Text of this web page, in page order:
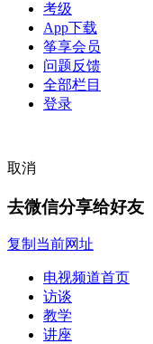
考级
App下载
筝享会员
问题反馈
全部栏目
登录
取消
去微信分享给好友
复制当前网址
电视频道首页
访谈
教学
讲座